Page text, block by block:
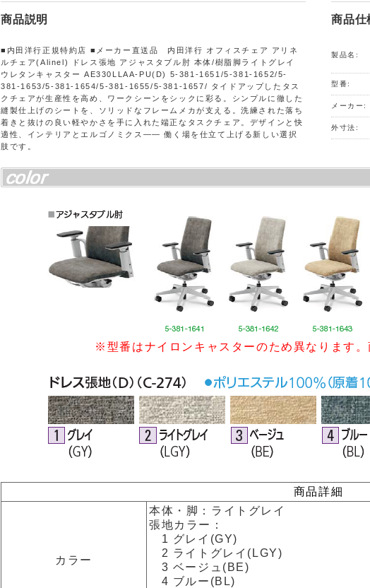
商品説明
■内田洋行正規特約店 ■メーカー直送品 内田洋行 オフィスチェア アリネ
ルチェア(Alinel) ドレス張地 アジャスタブル肘 本体/樹脂脚ライトグレイ
ウレタンキャスター AE330LLAA-PU(D) 5-381-1651/5-381-1652/5-
381-1653/5-381-1654/5-381-1655/5-381-1657/ タイドアップしたタス
クチェアが生産性を高め、ワークシーンをシックに彩る。シンプルに徹した
縫製仕上げのシートを、ソリッドなフレームメカが支える。洗練された落ち
着きと抜けの良い軽やかさを手に入れた端正なタスクチェア。デザインと快
適性、インテリアとエルゴノミクス―― 働く場を仕立て上げる新しい選択
肢です。
商品仕
製品名:
型番:
メーカー:
外寸法:
※型番はナイロンキャスターのため異なります。
商品詳細
カラー
本体・脚：ライトグレイ
張地カラー：
1 グレイ(GY)
2 ライトグレイ(LGY)
3 ベージュ(BE)
4 ブルー(BL)